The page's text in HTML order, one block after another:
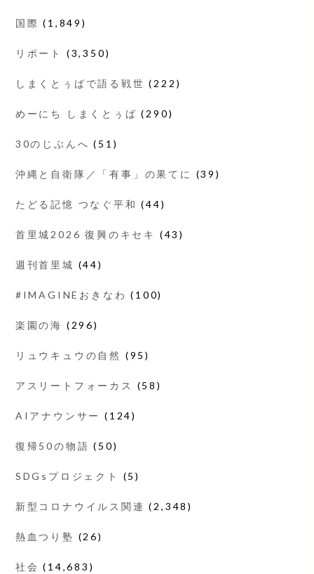
国際 (1,849)
リポート (3,350)
しまくとぅばで語る戦世 (222)
めーにち しまくとぅば (290)
30のじぶんへ (51)
沖縄と自衛隊／「有事」の果てに (39)
たどる記憶 つなぐ平和 (44)
首里城2026 復興のキセキ (43)
週刊首里城 (44)
#IMAGINEおきなわ (100)
楽園の海 (296)
リュウキュウの自然 (95)
アスリートフォーカス (58)
AIアナウンサー (124)
復帰50の物語 (50)
SDGsプロジェクト (5)
新型コロナウイルス関連 (2,348)
熱血つり塾 (26)
社会 (14,683)